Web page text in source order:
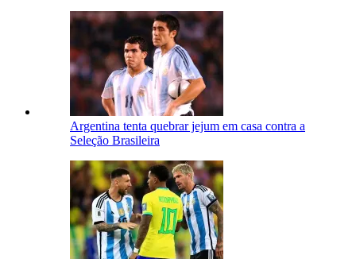
Argentina tenta quebrar jejum em casa contra a
Seleção Brasileira